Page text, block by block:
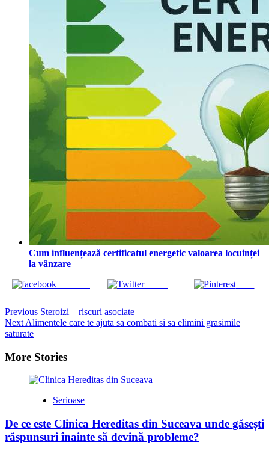
Cum influențează certificatul energetic valoarea locuinței
la vânzare
Tweet Save
Continue
Reading
Previous Steroizi – riscuri asociate
Next Alimentele care te ajuta sa combati si sa elimini grasimile
saturate
More Stories
Serioase
De ce este Clinica Hereditas din Suceava unde găsești
răspunsuri înainte să devină probleme?